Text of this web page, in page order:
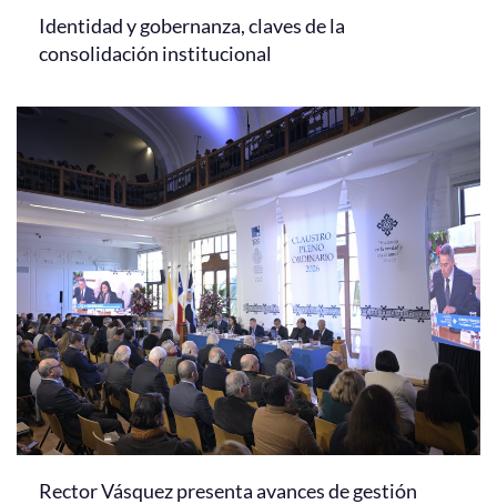
Identidad y gobernanza, claves de la
consolidación institucional
Rector Vásquez presenta avances de gestión